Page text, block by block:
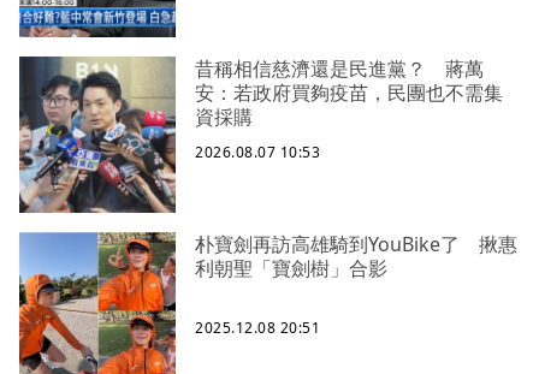
昔稱相信慈濟還是民進黨？ 蔣萬
安：若政府買夠疫苗，民團也不需集
資採購
2026.08.07 10:53
朴寶劍再訪高雄騎到YouBike了 揪惠
利朝聖「寶劍樹」合影
2025.12.08 20:51